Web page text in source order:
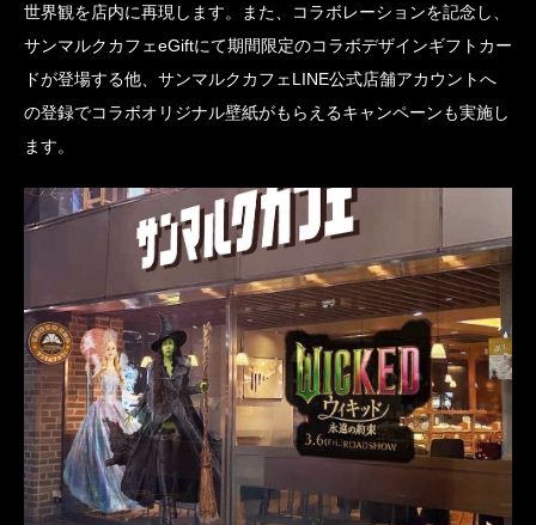
世界観を店内に再現します。また、コラボレーションを記念し、
サンマルクカフェeGiftにて期間限定のコラボデザインギフトカー
ドが登場する他、サンマルクカフェLINE公式店舗アカウントへ
の登録でコラボオリジナル壁紙がもらえるキャンペーンも実施し
ます。